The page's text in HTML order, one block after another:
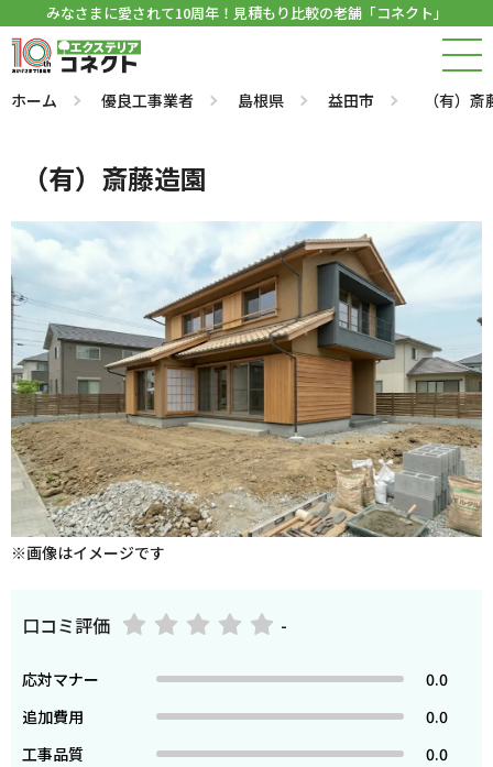
みなさまに愛されて10周年！見積もり比較の老舗「コネクト」
ホーム 優良工事業者 島根県 益田市 （有）
（有）斎藤造園
※画像はイメージです
口コミ評価 -
応対マナー
0.0
追加費用
0.0
工事品質
0.0